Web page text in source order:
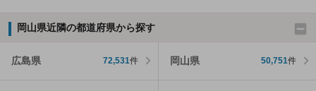
岡山県近隣の都道府県から探す
広島県 72,531件 岡山県 50,751件